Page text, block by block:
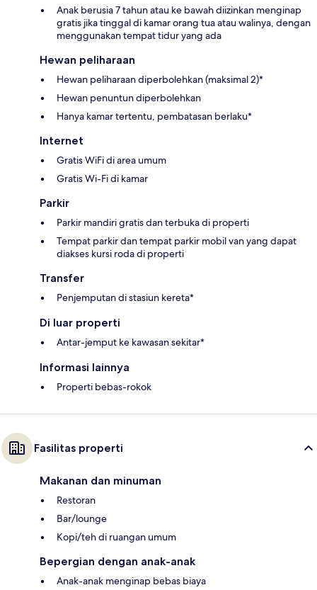
Anak berusia 7 tahun atau ke bawah diizinkan menginap
gratis jika tinggal di kamar orang tua atau walinya, dengan
menggunakan tempat tidur yang ada
Hewan peliharaan
Hewan peliharaan diperbolehkan (maksimal 2)*
Hewan penuntun diperbolehkan
Hanya kamar tertentu, pembatasan berlaku*
Internet
Gratis WiFi di area umum
Gratis Wi-Fi di kamar
Parkir
Parkir mandiri gratis dan terbuka di properti
Tempat parkir dan tempat parkir mobil van yang dapat
diakses kursi roda di properti
Transfer
Penjemputan di stasiun kereta*
Di luar properti
Antar-jemput ke kawasan sekitar*
Informasi lainnya
Properti bebas-rokok
Fasilitas properti
Makanan dan minuman
Restoran
Bar/lounge
Kopi/teh di ruangan umum
Bepergian dengan anak-anak
Anak-anak menginap bebas biaya